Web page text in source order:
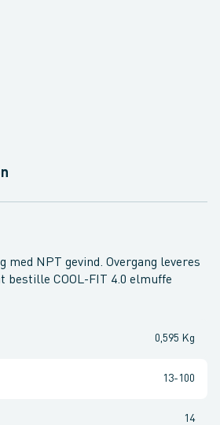
med NPT gevind. Overgang leveres
bestille COOL-FIT 4.0 elmuffe
0,595 Kg
13-100
14